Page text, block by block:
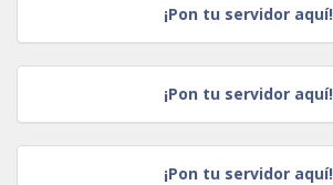
¡Pon tu servidor aquí!
¡Pon tu servidor aquí!
¡Pon tu servidor aquí!